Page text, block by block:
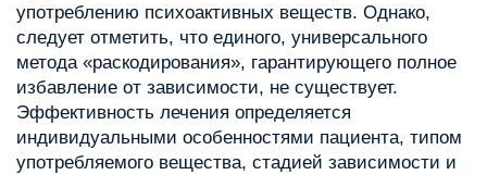
употреблению психоактивных веществ. Однако,
следует отметить, что единого, универсального
метода «раскодирования», гарантирующего полное
избавление от зависимости, не существует.
Эффективность лечения определяется
индивидуальными особенностями пациента, типом
употребляемого вещества, стадией зависимости и